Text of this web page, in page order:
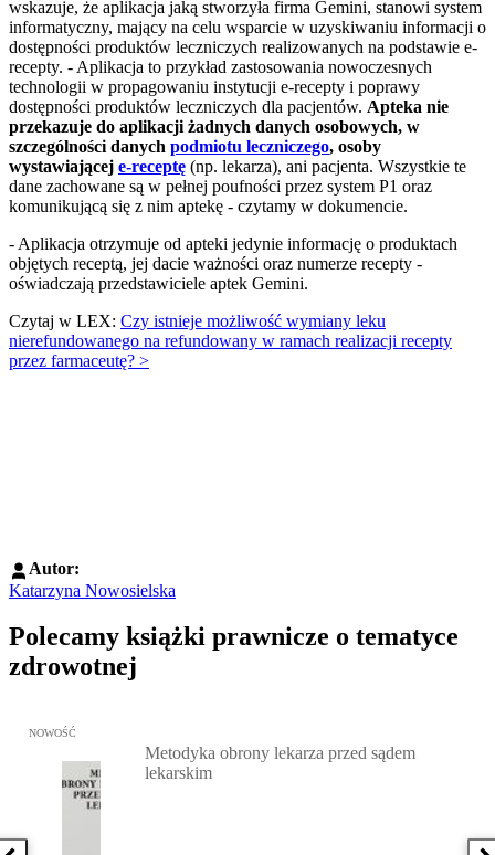
wskazuje, że aplikacja jaką stworzyła firma Gemini, stanowi system
informatyczny, mający na celu wsparcie w uzyskiwaniu informacji o
dostępności produktów leczniczych realizowanych na podstawie e-
recepty. - Aplikacja to przykład zastosowania nowoczesnych
technologii w propagowaniu instytucji e-recepty i poprawy
dostępności produktów leczniczych dla pacjentów. Apteka nie
przekazuje do aplikacji żadnych danych osobowych, w
szczególności danych podmiotu leczniczego, osoby
wystawiającej e-receptę (np. lekarza), ani pacjenta. Wszystkie te
dane zachowane są w pełnej poufności przez system P1 oraz
komunikującą się z nim aptekę - czytamy w dokumencie.
- Aplikacja otrzymuje od apteki jedynie informację o produktach
objętych receptą, jej dacie ważności oraz numerze recepty -
oświadczają przedstawiciele aptek Gemini.
Czytaj w LEX: Czy istnieje możliwość wymiany leku
nierefundowanego na refundowany w ramach realizacji recepty
przez farmaceutę? >
Autor:
Katarzyna Nowosielska
Polecamy książki prawnicze o tematyce
zdrowotnej
Przejdź do: Metodyka obrony lekarza przed sądem lekarskim,
NOWOŚĆ
Metodyka obrony lekarza przed sądem
lekarskim